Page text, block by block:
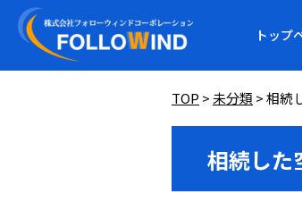
トップ
TOP > 未分類 >相続
相続した